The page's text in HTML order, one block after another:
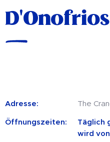
Adresse: The
Öffnungszeiten:
Täglich
wird